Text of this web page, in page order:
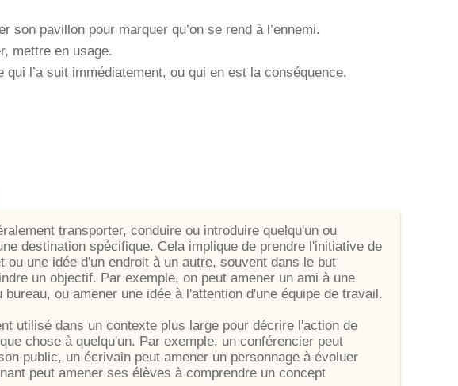
son pavillon pour marquer qu’on se rend à l’ennemi.
mettre en usage.
qui l’a suit immédiatement, ou qui en est la conséquence.
transporter, conduire ou introduire quelqu'un ou
destination spécifique. Cela implique de prendre l'initiative de
ou une idée d'un endroit à un autre, souvent dans le but
un objectif. Par exemple, on peut amener un ami à une
ou amener une idée à l'attention d'une équipe de travail.
utilisé dans un contexte plus large pour décrire l'action de
chose à quelqu'un. Par exemple, un conférencier peut
public, un écrivain peut amener un personnage à évoluer
peut amener ses élèves à comprendre un concept